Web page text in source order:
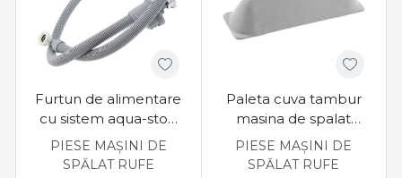
Furtun de alimentare
cu sistem aqua-stop
masina de spalat AEG
1522221124
PIESE MAȘINI DE
SPĂLAT RUFE
Paleta cuva tambur
masina de spalat
Electrolux, Aeg
120MM
PIESE MAȘINI DE
SPĂLAT RUFE